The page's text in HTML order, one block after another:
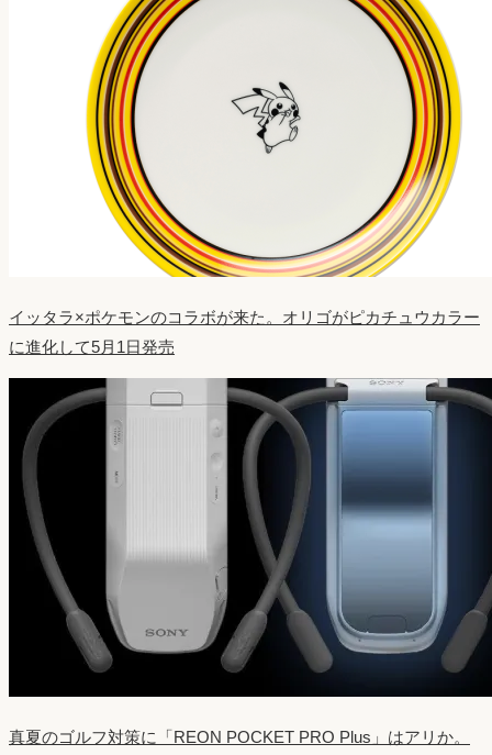
イッタラ×ポケモンのコラボが来た。オリゴがピカチュウカラー
に進化して5月1日発売
真夏のゴルフ対策に「REON POCKET PRO Plus」はアリか。